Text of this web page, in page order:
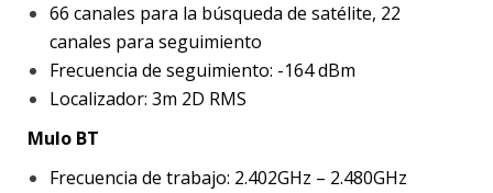
66 canales para la búsqueda de satélite, 22
canales para seguimiento
Frecuencia de seguimiento: -164 dBm
Localizador: 3m 2D RMS
Mulo BT
Frecuencia de trabajo: 2.402GHz – 2.480GHz